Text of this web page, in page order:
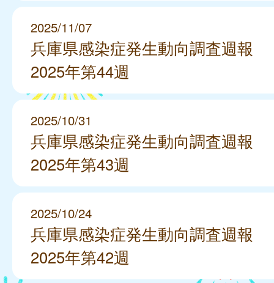
2025/11/07
兵庫県感染症発生動向調査週報
2025年第44週
2025/10/31
兵庫県感染症発生動向調査週報
2025年第43週
2025/10/24
兵庫県感染症発生動向調査週報
2025年第42週